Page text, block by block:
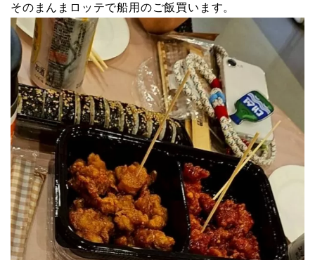
そのまんまロッテで船用のご飯買います。